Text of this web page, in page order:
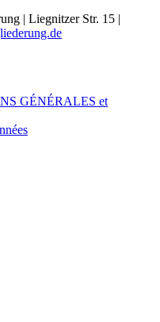
| Liegnitzer Str. 15 |
GÉNÉRALES et